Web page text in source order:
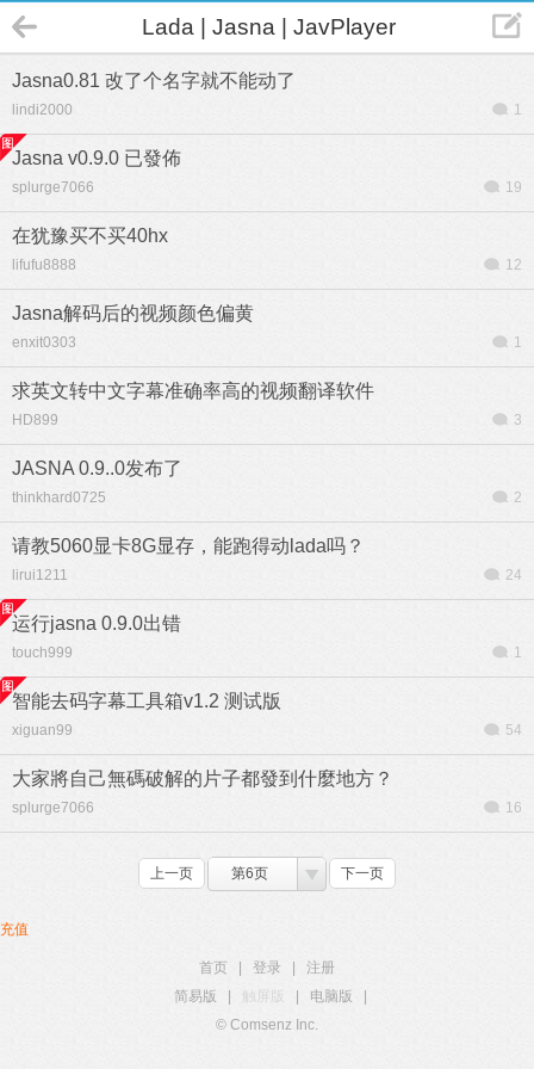
Lada | Jasna | JavPlayer
Jasna0.81 改了个名字就不能动了
lindi2000 1
Jasna v0.9.0 已發佈
splurge7066 19
在犹豫买不买40hx
lifufu8888 12
Jasna解码后的视频颜色偏黄
enxit0303 1
求英文转中文字幕准确率高的视频翻译软件
HD899 3
JASNA 0.9..0发布了
thinkhard0725 2
请教5060显卡8G显存，能跑得动lada吗？
lirui1211 24
运行jasna 0.9.0出错
touch999 1
智能去码字幕工具箱v1.2 测试版
xiguan99 54
大家將自己無碼破解的片子都發到什麼地方？
splurge7066 16
上一页 第6页 下一页
充值
首页 登录
注册
简易版
触屏版 电脑版
© Comsenz Inc.